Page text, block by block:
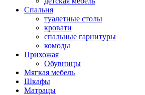
Спальня
туалетные столы
кровати
спальные гарнитуры
комоды
Прихожая
Обувницы
Мягкая мебель
Шкафы
Матрацы